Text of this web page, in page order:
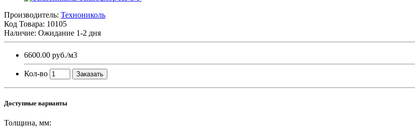
Производитель: Технониколь
Код Товара: 10105
Наличие: Ожидание 1-2 дня
6600.00 руб./м3
Кол-во Заказать
Доступные варианты
Толщина, мм: